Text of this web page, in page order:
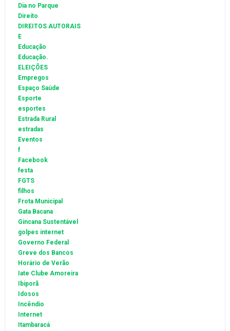
Dia no Parque
Direito
DIREITOS AUTORAIS
E
Educação
Educação.
ELEIÇÕES
Empregos
Espaço Saúde
Esporte
esportes
Estrada Rural
estradas
Eventos
f
Facebook
festa
FGTS
filhos
Frota Municipal
Gata Bacana
Gincana Sustentável
golpes internet
Governo Federal
Greve dos Bancos
Horário de Verão
Iate Clube Amoreira
Ibiporã
Idosos
Incêndio
Internet
Itambaracá